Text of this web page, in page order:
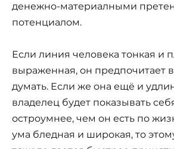
денежно-материалными
потенциалом.
Если линия человека тонкая и
выраженная, он предпочитает
думать. Если же она ещё и
владелец будет показывать
остроумнее, чем он есть по
ума бледная и широкая, то